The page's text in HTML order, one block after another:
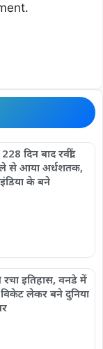
दिन बाद रवींद्र
से आया अर्धशतक,
के बने
रचा इतिहास, वनडे में
विकेट लेकर बने दुनिया